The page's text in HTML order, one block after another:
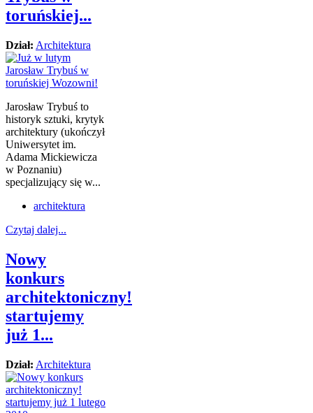
toruńskiej...
Dział: Architektura
Jarosław Trybuś to
historyk sztuki, krytyk
architektury (ukończył
Uniwersytet im.
Adama Mickiewicza
w Poznaniu)
specjalizujący się w...
architektura
Czytaj dalej...
Nowy
konkurs
architektoniczny!
startujemy
już 1...
Dział: Architektura